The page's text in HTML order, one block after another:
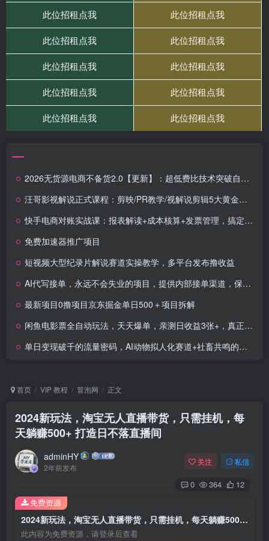
2026无货源电商不备货2.0【更新】：超低费比技术突破自然流天花板，单店月利润1-3万元
汪哥影视解说正式课程：剪映/PR教学/视解说剪辑5大黄金法则/全流程剪辑7把利器等等
快手电商对账实战课：报表解读+成本核算+发票管理，搞定财务全流程
免费加速器推广项目
短视频大型纪录片解说赛道实操教学，多平台发布撸收益
AI代写接单，永远不会失业的项目，提供内部接单渠道，保底8张+，小白宝妈轻松上手
最新项目0撸项目京东掘金单日500＋项目拆解
闲鱼电影票全自动玩法，天天爆单，亲测日收益3张+，真正的0成本，躺着收米
单日变现破千的流量密码，AI动物拟人化赛道+社畜共鸣的跨维度创作
首页 VIP 教程 冒泡网 正文
2024新玩法，淘宝无人直播带货，只需挂机，每
天躺赚500+ 打造日不落直播间
adminHY
2年前发布
关注 私信
0 364 12
2024新玩法，淘宝无人直播带货，只需挂机，每天躺赚500+ 打造日不落直播间
此内容为免费资源，请登录后查看
免费资源